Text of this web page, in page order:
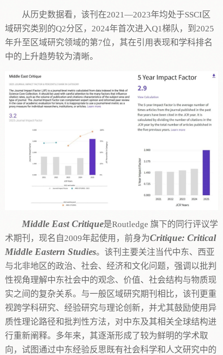
从历史数据看，该刊在2021—2023年均处于SSCI区
域研究类别的Q2分区，2024年首次进入Q1梯队，到2025
年升至区域研究领域的第7位，其在引用表现和学科排名
中的上升趋势较为清晰。
Middle East Critique是Routledge 旗下的同行评议学
术期刊，现名自2009年起使用，前身为Critique: Critical
Middle Eastern Studies。该刊主要关注当代中东、西亚
与北非地区的政治、社会、经济和文化问题，强调以批判
性视角理解中东社会中的观念、价值、社会结构与物质现
实之间的复杂关系。与一般区域研究期刊相比，该刊更重
视跨学科研究、经验研究与理论创新，并尤其鼓励使用异
质性理论路径和批判性方法，对中东及其相关全球结构进
行重新阐释。多年来，其逐渐形成了较为鲜明的学术取
向，试图通过中东经验反思既有社会科学和人文研究中的